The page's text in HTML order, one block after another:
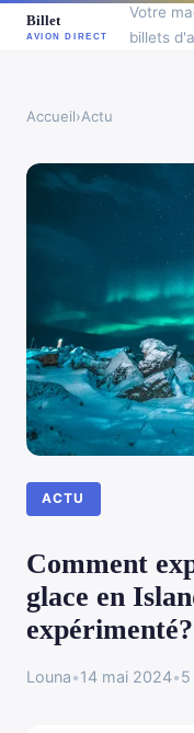
Votre
billets
Accueil›Actu
ACTU
Comment
glace en
expérimenté?
Louna•14 mai 2024•5